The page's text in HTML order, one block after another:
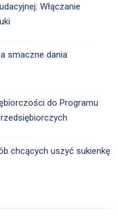
Włączanie
smaczne dania
do Programu
chcących uszyć sukienkę